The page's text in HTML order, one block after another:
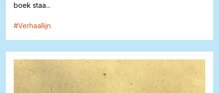
boek staa...
#Verhaallijn